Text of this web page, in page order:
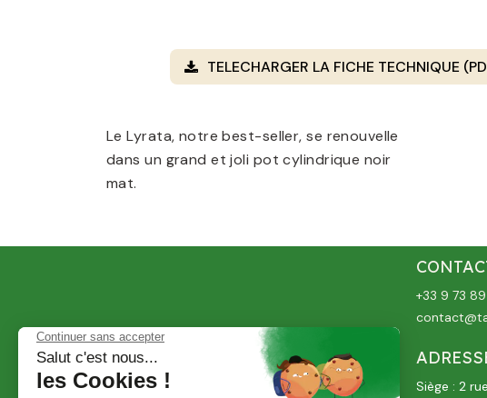
TELECHARGER LA FICHE TECHNIQUE
Le Lyrata, notre best-seller, se renouvelle
dans un grand et joli pot cylindrique noir
mat.
Siège : 2
+33 9 73